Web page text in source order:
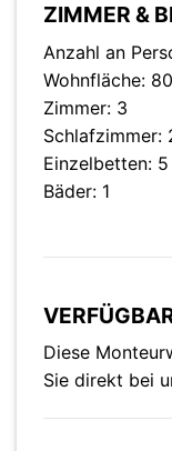
ZIMMER &
Anzahl an
Wohnfläche:
Zimmer: 3
Schlafzimmer:
Einzelbetten:
Bäder: 1
Diese
Sie direkt bei